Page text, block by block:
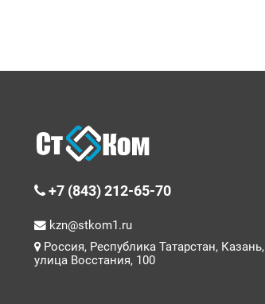
+7 (843) 212-65-70
kzn@stkom1.ru
Россия, Республика Татарстан, Казань,
улица Восстания, 100